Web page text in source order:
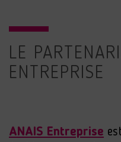
LE
ENTREPRISE
ANAIS Entreprise